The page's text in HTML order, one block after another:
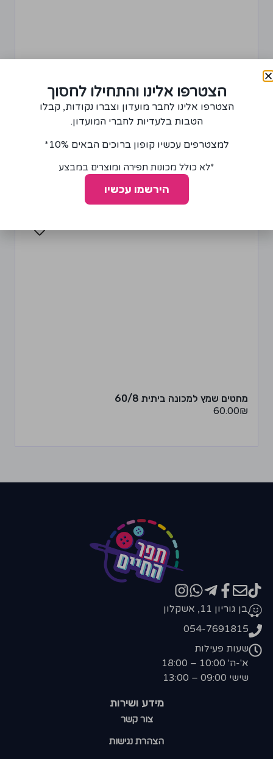
מחטים שמץ סטרץ' למכונה ביתית 75/11
מחטים שמץ למכונה ביתית 60/8
60.00₪
מידע ושירות
צור קשר
הצהרת נגישות
בן גוריון 11, אשקלון
054-7691815
שעות פעילות
א'-ה' 10:00 – 18:00
שישי 09:00 – 13:00
הצטרפו אלינו והתחילו לחסוך
הצטרפו אלינו לחבר מועדון וצברו נקודות, קבלו
הטבות בלעדיות לחברי המועדון.
למצטרפים עכשיו קופון ברוכים הבאים 10%*
*לא כולל מכונות תפירה ומוצרים במבצע
הירשמו עכשיו